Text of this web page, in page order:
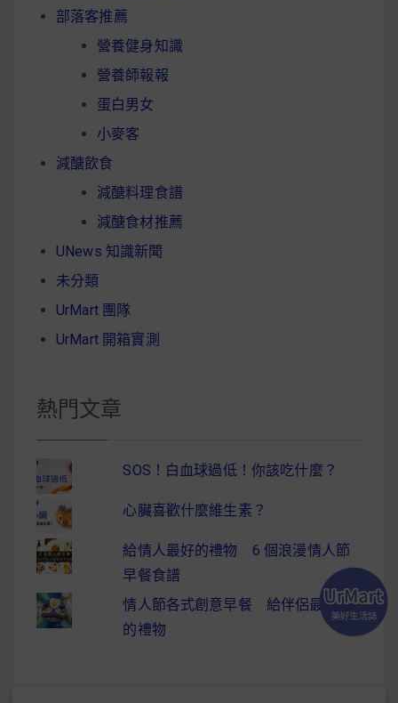
部落客推薦
營養健身知識
營養師報報
蛋白男女
小麥客
減醣飲食
減醣料理食譜
減醣食材推薦
UNews 知識新聞
未分類
UrMart 團隊
UrMart 開箱實測
熱門文章
SOS！白血球過低！你該吃什麼？
心臟喜歡什麼維生素？
給情人最好的禮物 6 個浪漫情人節
早餐食譜
情人節各式創意早餐 給伴侶最驚喜
的禮物